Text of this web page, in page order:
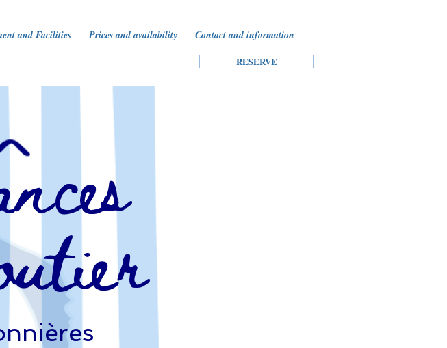
and Facilities Prices and availability Contact and information
RESERVE